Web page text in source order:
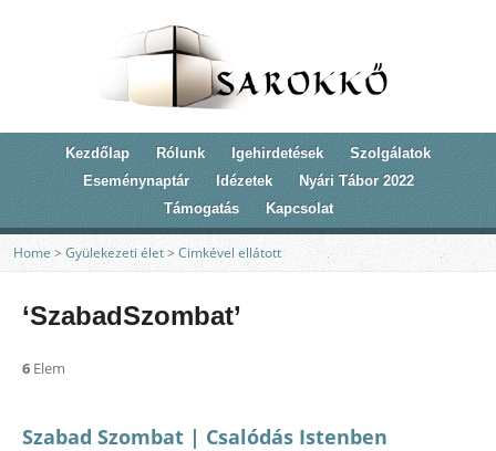
Kezdőlap Rólunk Igehirdetések
Szolgálatok
Eseménynaptár
Idézetek
Nyári Tábor 2022
Támogatás
Kapcsolat
Home > Gyülekezeti élet > Cimkével ellátott
‘SzabadSzombat’
6 Elem
Szabad Szombat | Csalódás Istenben